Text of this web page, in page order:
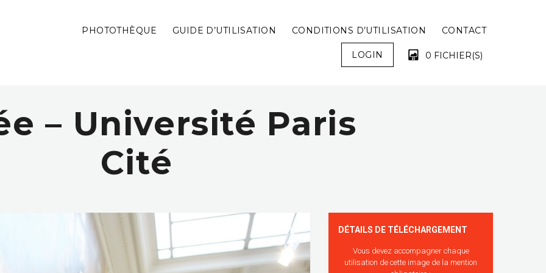
PHOTOTHÈQUE GUIDE D’UTILISATION CONDITIONS D’UTILISATION CONTACT
LOGIN 0 FICHIER(S)
VOTRE PANIER EST VIDE !
– Université Paris
Cité
DÉTAILS DE TÉLÉCHARGEMENT
Vous devez accompagner chaque
utilisation de cette image de la mention